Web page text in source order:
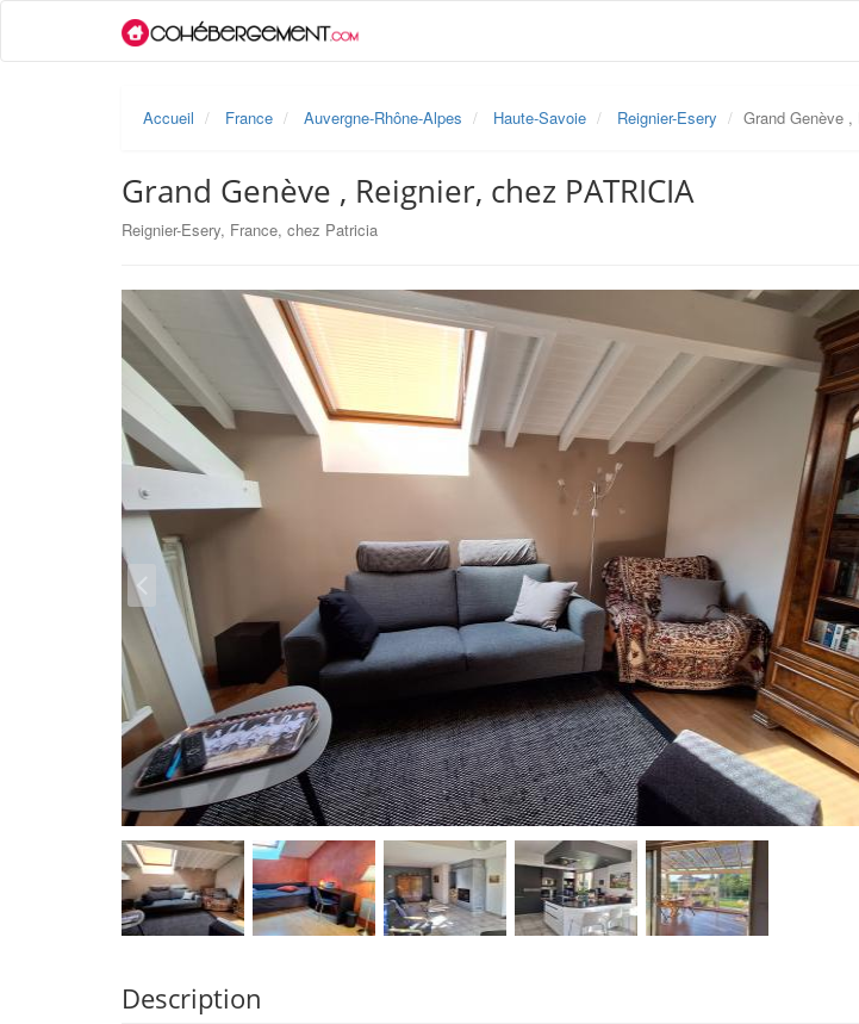
Accueil France Auvergne-Rhône-Alpes Haute-Savoie Reignier-Esery Grand Genève ,
Grand Genève , Reignier, chez PATRICIA
Reignier-Esery, France, chez Patricia
Description